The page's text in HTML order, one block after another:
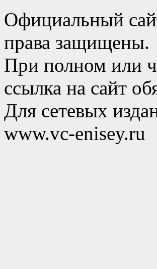
Официальный
права защищены.
При полном или
ссылка на сайт
Для сетевых
www.vc-enisey.ru